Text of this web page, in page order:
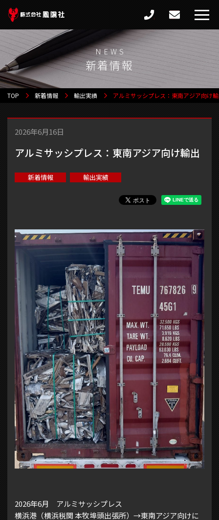
新着情報
TOP 新着情報 輸出実績 アルミサッシプレス：東南アジア向け
2026年6月16日
アルミサッシプレス：東南アジア向け輸出
新着情報 輸出実績
2026年6月 アルミサッシプレス
横浜港（横浜税関 本牧埠頭出張所）→東南アジア向けに